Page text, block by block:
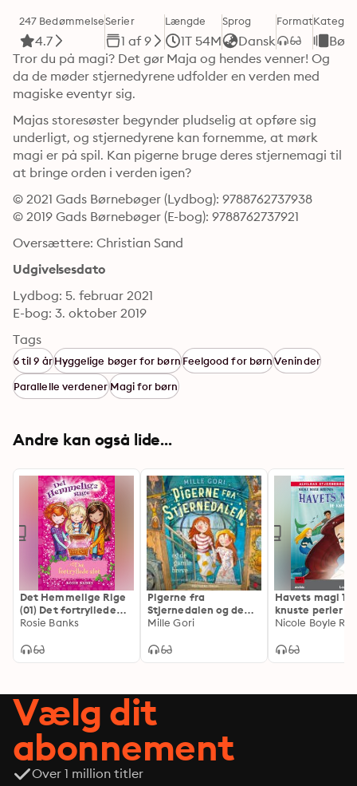
247 Bedømmelse
4.7
Serier
1 af 9
Længde
1T 54M
Sprog
Dansk
FormatKategori
Tror du på magi? Det gør Maja og hendes venner! Og
da de møder stjernedyrene udfolder en verden med
magiske eventyr sig.
Majas storesøster begynder pludselig at opføre sig
underligt, og stjernedyrene kan fornemme, at mørk
magi er på spil. Kan pigerne bruge deres stjernemagi til
at bringe orden i verden igen?
© 2021 Gads Børnebøger (Lydbog): 9788762737938
© 2019 Gads Børnebøger (E-bog): 9788762737921
Oversættere: Christian Sand
Udgivelsesdato
Lydbog: 5. februar 2021
E-bog: 3. oktober 2019
Tags
6 til 9 årHyggelige bøger for børnFeelgood for børnVeninder
Parallelle verdenerMagi for børn
Andre kan også lide...
Det Hemmelige Rige
(01) Det fortryllede
slot
Rosie Banks
Pigerne fra
Stjernedalen og de
gamle breve
Mille Gori
Havets magi 1:
knuste perler
Nicole Boyle
Vælg dit
abonnement
Over 1 million titler